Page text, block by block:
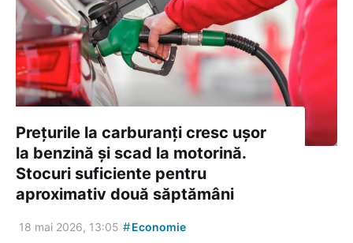
Prețurile la carburanți cresc ușor
la benzină și scad la motorină.
Stocuri suficiente pentru
aproximativ două săptămâni
18 mai 2026, 13:05 #Economie